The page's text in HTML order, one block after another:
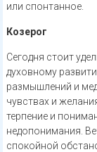
или спонтанное.
Козерог
Сегодня стоит
духовному
размышлений и
чувствах и
терпение и
недопонимания.
спокойной